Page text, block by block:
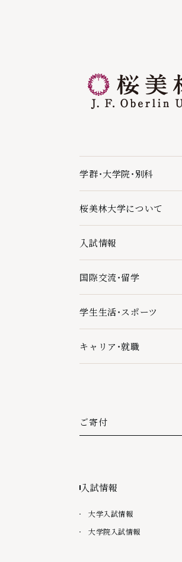
学群・大学院・別科
学群・大学院・別科の下
桜美林大学について
桜美林大学についての下
入試情報
入試情報の下層ページ一
国際交流・留学
国際交流・留学の下層ペ
学生生活・スポーツ
学生生活・スポーツの下
キャリア・就職
キャリア・就職の下層ペ
ご寄付
外部リンク
入試情報
大学入試情報
大学院入試情報